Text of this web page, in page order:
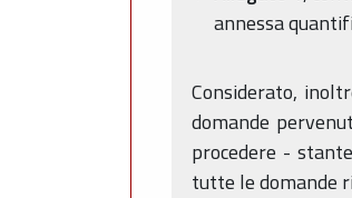
annessa
Considerato,
domande
procedere -
tutte le domande